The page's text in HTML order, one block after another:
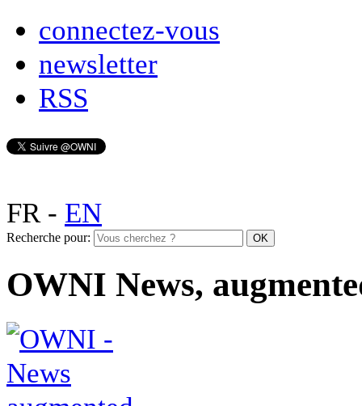
connectez-vous
newsletter
RSS
FR- EN
Recherche pour:
OWNI News,